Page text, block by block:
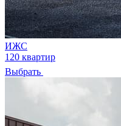
ИЖС
120 квартир
Выбрать